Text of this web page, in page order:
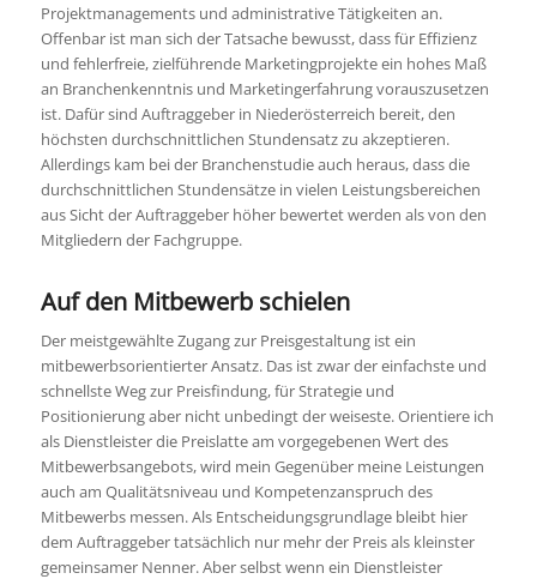
Projektmanagements und administrative Tätigkeiten an.
Offenbar ist man sich der Tatsache bewusst, dass für Effizienz
und fehlerfreie, zielführende Marketingprojekte ein hohes Maß
an Branchenkenntnis und Marketingerfahrung vorauszusetzen
ist. Dafür sind Auftraggeber in Niederösterreich bereit, den
höchsten durchschnittlichen Stundensatz zu akzeptieren.
Allerdings kam bei der Branchenstudie auch heraus, dass die
durchschnittlichen Stundensätze in vielen Leistungsbereichen
aus Sicht der Auftraggeber höher bewertet werden als von den
Mitgliedern der Fachgruppe.
Auf den Mitbewerb schielen
Der meistgewählte Zugang zur Preisgestaltung ist ein
mitbewerbsorientierter Ansatz. Das ist zwar der einfachste und
schnellste Weg zur Preisfindung, für Strategie und
Positionierung aber nicht unbedingt der weiseste. Orientiere ich
als Dienstleister die Preislatte am vorgegebenen Wert des
Mitbewerbsangebots, wird mein Gegenüber meine Leistungen
auch am Qualitätsniveau und Kompetenzanspruch des
Mitbewerbs messen. Als Entscheidungsgrundlage bleibt hier
dem Auftraggeber tatsächlich nur mehr der Preis als kleinster
gemeinsamer Nenner. Aber selbst wenn ein Dienstleister